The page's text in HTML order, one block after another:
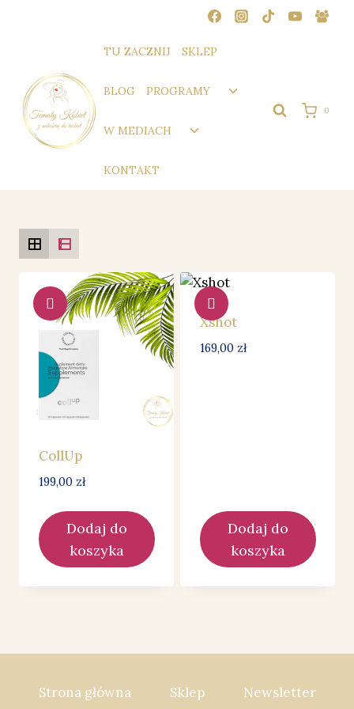
TU ZACZNIJ SKLEP
BLOG PROGRAMY
Przełącz
podrzędne
W MEDIACH
Przełącz
KONTAKT
0
CollUp
199,00 zł
Dodaj do
koszyka
Xshot
169,00 zł
Dodaj do
koszyka
Strona główna Sklep Newsletter